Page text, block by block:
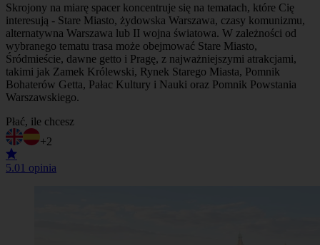
Skrojony na miarę spacer koncentruje się na tematach, które Cię
interesują - Stare Miasto, żydowska Warszawa, czasy komunizmu,
alternatywna Warszawa lub II wojna światowa. W zależności od
wybranego tematu trasa może obejmować Stare Miasto,
Śródmieście, dawne getto i Pragę, z najważniejszymi atrakcjami,
takimi jak Zamek Królewski, Rynek Starego Miasta, Pomnik
Bohaterów Getta, Pałac Kultury i Nauki oraz Pomnik Powstania
Warszawskiego.
Płać, ile chcesz
+2
5.01 opinia